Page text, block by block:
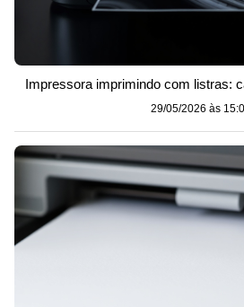
Impressora imprimindo com listras:
29/05/2026 às